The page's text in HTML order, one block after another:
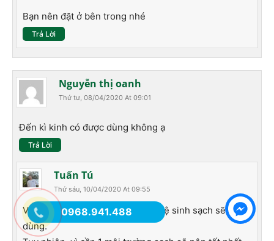
Bạn nên đặt ở bên trong nhé
Trả Lời
Nguyễn thị oanh
Thứ tư, 08/04/2020 At 09:01
Đến kì kinh có được dùng không ạ
Trả Lời
Tuấn Tú
Thứ sáu, 10/04/2020 At 09:55
Vẫn có thể sử dụng, nhưng nhớ vệ sinh sạch sẽ trc khi
dùng.
0968.941.488